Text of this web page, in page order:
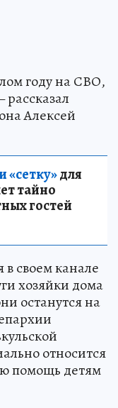
году на СВО,
Алексей
для
тайно
гостей
своем канале
хозяйки дома
останутся на
относится
помощь детям